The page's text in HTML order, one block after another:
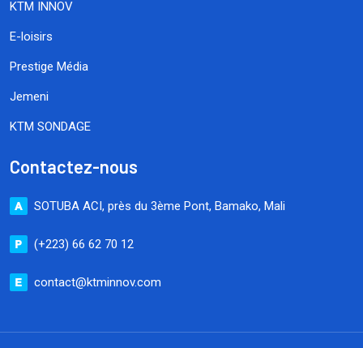
KTM INNOV
E-loisirs
Prestige Média
Jemeni
KTM SONDAGE
Contactez-nous
SOTUBA ACI, près du 3ème Pont, Bamako, Mali
(+223) 66 62 70 12
contact@ktminnov.com